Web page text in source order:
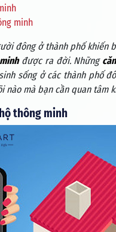
minh
đông ở thành phố khiến
được ra đời. Những
sống ở các thành phố
nào mà bạn cần quan tâm
thông minh